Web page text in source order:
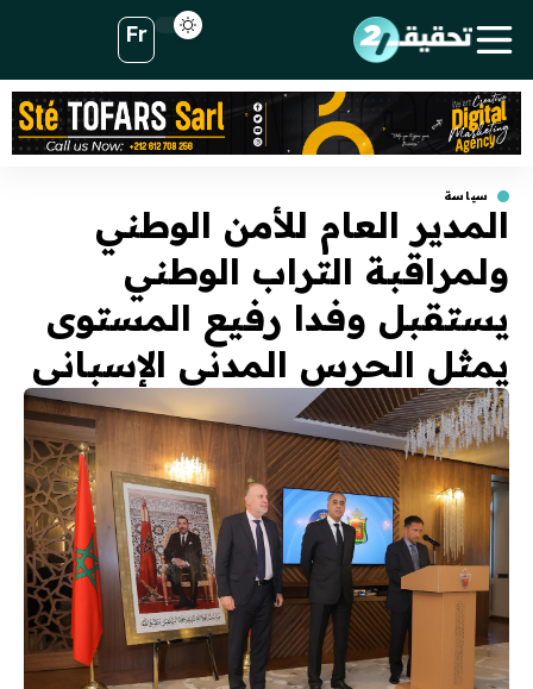
Fr
سياسة
المدير العام للأمن الوطني
ولمراقبة التراب الوطني
يستقبل وفدا رفيع المستوى
يمثل الحرس المدني الإسباني